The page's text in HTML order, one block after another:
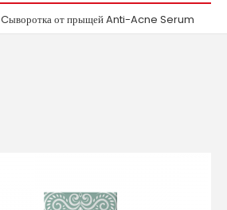
Cыворотка от прыщей Anti-Acne Serum